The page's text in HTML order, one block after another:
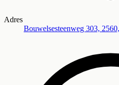
Adres
Bouwelsesteenweg 303,